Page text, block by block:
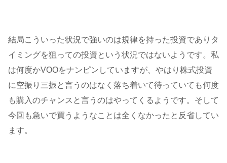
結局こういった状況で強いのは規律を持った投資でありタ
イミングを狙っての投資という状況ではないようです。私
は何度かVOOをナンピンしていますが、やはり株式投資
に空振り三振と言うのはなく落ち着いて待っていても何度
も購入のチャンスと言うのはやってくるようです。そして
今回も急いで買うようなことは全くなかったと反省してい
ます。